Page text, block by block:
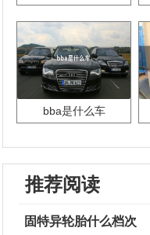
bba是什么车
推荐阅读
固特异轮胎什么档次